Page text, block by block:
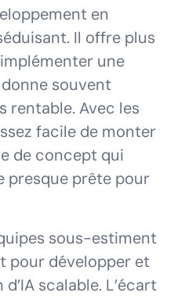
en
Il offre plus
une
souvent
rentable. Avec les
facile de monter
de concept qui
presque prête pour
sous-estiment
pour développer et
scalable. L’écart